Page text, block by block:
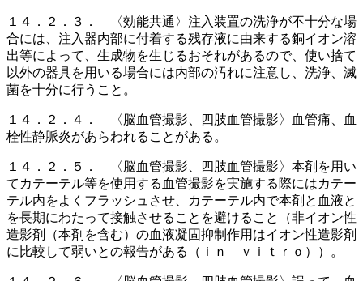
１４．２．３． 〈効能共通〉注入装置の洗浄が不十分な場
合には、注入器内部に付着する残存液に由来する銅イオン溶
出等によって、生成物を生じるおそれがあるので、使い捨て
以外の器具を用いる場合には内部の汚れに注意し、洗浄、滅
菌を十分に行うこと。
１４．２．４． 〈脳血管撮影、四肢血管撮影〉血管痛、血
栓性静脈炎があらわれることがある。
１４．２．５． 〈脳血管撮影、四肢血管撮影〉本剤を用い
てカテーテル等を使用する血管撮影を実施する際にはカテー
テル内をよくフラッシュさせ、カテーテル内で本剤と血液と
を長期にわたって接触させることを避けること（非イオン性
造影剤（本剤を含む）の血液凝固抑制作用はイオン性造影剤
に比較して弱いとの報告がある（ｉｎ ｖｉｔｒｏ））。